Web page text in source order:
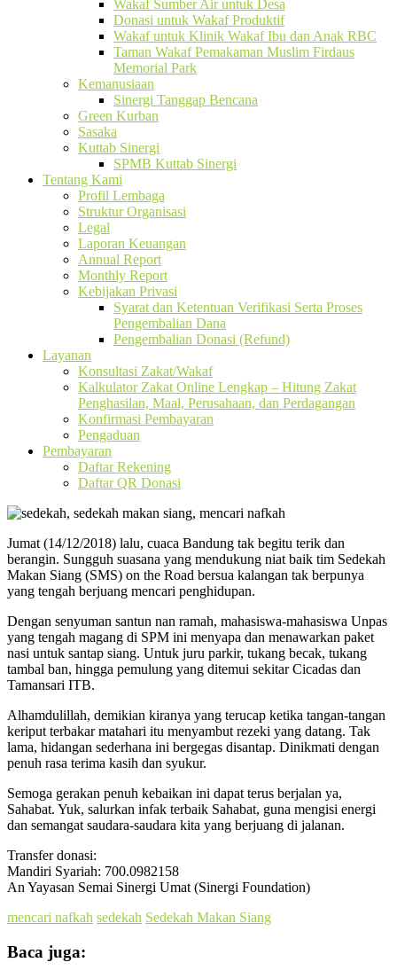
Wakaf Sumber Air untuk Desa
Donasi untuk Wakaf Produktif
Wakaf untuk Klinik Wakaf Ibu dan Anak RBC
Taman Wakaf Pemakaman Muslim Firdaus
Memorial Park
Kemanusiaan
Sinergi Tanggap Bencana
Green Kurban
Sasaka
Kuttab Sinergi
SPMB Kuttab Sinergi
Tentang Kami
Profil Lembaga
Struktur Organisasi
Legal
Laporan Keuangan
Annual Report
Monthly Report
Kebijakan Privasi
Syarat dan Ketentuan Verifikasi Serta Proses
Pengembalian Dana
Pengembalian Donasi (Refund)
Layanan
Konsultasi Zakat/Wakaf
Kalkulator Zakat Online Lengkap – Hitung Zakat
Penghasilan, Maal, Perusahaan, dan Perdagangan
Konfirmasi Pembayaran
Pengaduan
Pembayaran
Daftar Rekening
Daftar QR Donasi
Jumat (14/12/2018) lalu, cuaca Bandung tak begitu terik dan
berangin. Sungguh suasana yang mendukung niat baik tim Sedekah
Makan Siang (SMS) on the Road bersua kalangan tak berpunya
yang tengah berjuang mencari penghidupan.
Dengan senyuman santun nan ramah, mahasiswa-mahasiswa Unpas
yang tengah magang di SPM ini menyapa dan menawarkan paket
nasi untuk santap siang. Untuk juru parkir, tukang becak, tukang
tambal ban, hingga pemulung yang ditemui sekitar Cicadas dan
Tamansari ITB.
Alhamdulillah, demikian kiranya yang terucap ketika tangan-tangan
keriput terbakar matahari itu menyambut rezeki yang datang. Tak
lama, hidangan sederhana ini bergegas disantap. Dinikmati dengan
penuh rasa terima kasih dan syukur.
Semoga gerakan penuh kebaikan ini dapat terus berjalan ya,
Sahabat. Yuk, salurkan infak terbaik Sahabat, guna mengisi energi
dan semangat saudara-saudara kita yang berjuang di jalanan.
Transfer donasi:
Mandiri Syariah: 700.0982158
An Yayasan Semai Sinergi Umat (Sinergi Foundation)
mencari nafkah sedekah Sedekah Makan Siang
Baca juga: